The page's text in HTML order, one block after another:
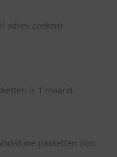
adres zoeken)
is 1 maand.
pakketten zijn: